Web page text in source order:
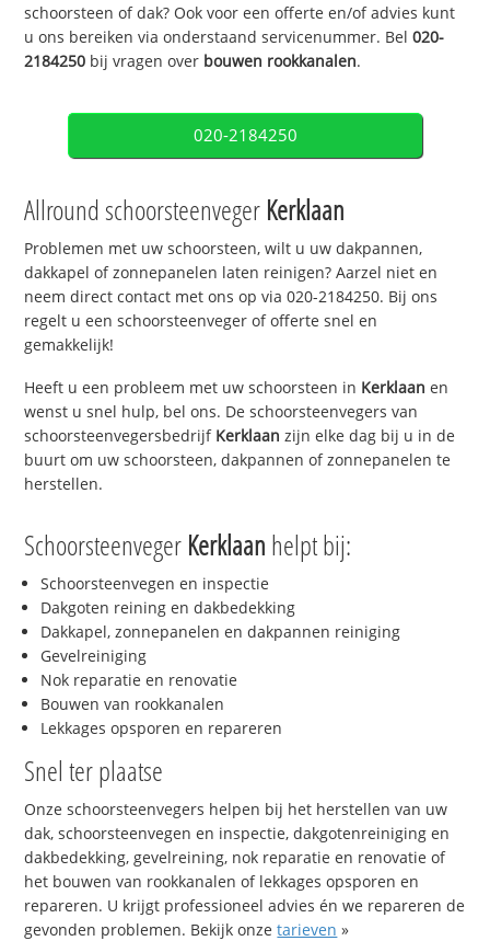
schoorsteen of dak? Ook voor een offerte en/of advies kunt
u ons bereiken via onderstaand servicenummer. Bel020-
2184250 bij vragen over bouwen rookkanalen.
020-2184250
Allround schoorsteenveger Kerklaan
Problemen met uw schoorsteen, wilt u uw dakpannen,
dakkapel of zonnepanelen laten reinigen? Aarzel niet en
neem direct contact met ons op via 020-2184250. Bij ons
regelt u een schoorsteenveger of offerte snel en
gemakkelijk!
Heeft u een probleem met uw schoorsteen in Kerklaan en
wenst u snel hulp, bel ons. De schoorsteenvegers van
schoorsteenvegersbedrijf Kerklaan zijn elke dag bij u in de
buurt om uw schoorsteen, dakpannen of zonnepanelen te
herstellen.
Schoorsteenveger Kerklaan helpt bij:
Schoorsteenvegen en inspectie
Dakgoten reining en dakbedekking
Dakkapel, zonnepanelen en dakpannen reiniging
Gevelreiniging
Nok reparatie en renovatie
Bouwen van rookkanalen
Lekkages opsporen en repareren
Snel ter plaatse
Onze schoorsteenvegers helpen bij het herstellen van uw
dak, schoorsteenvegen en inspectie, dakgotenreiniging en
dakbedekking, gevelreining, nok reparatie en renovatie of
het bouwen van rookkanalen of lekkages opsporen en
repareren. U krijgt professioneel advies én we repareren de
gevonden problemen. Bekijk onzetarieven »